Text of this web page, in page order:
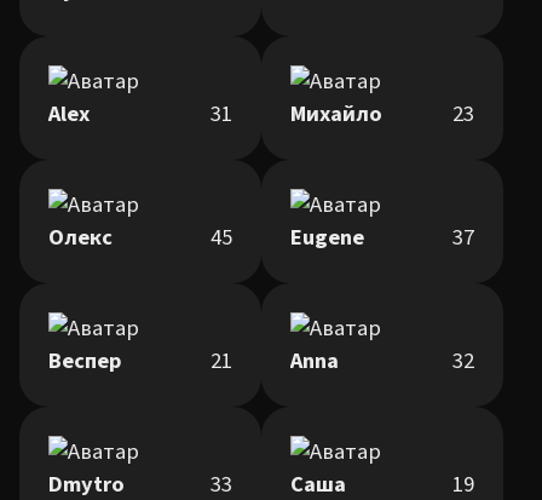
Alex 31 Михайло 23
Олекс 45 Eugene 37
Веспер 21 Anna 32
Dmytro 33 Саша 19